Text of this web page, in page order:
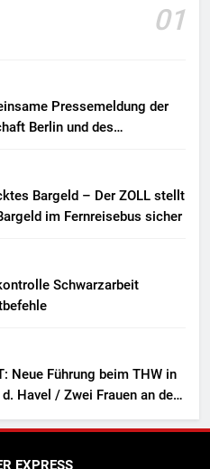
01
Pressemeldung der
Berlin und des
mutmaßliches
Bargeld – Der ZOLL stellt
im Fernreisebus sicher
Schwarzarbeit
Neue Führung beim THW in
Havel / Zwei Frauen an der
EXPRESS